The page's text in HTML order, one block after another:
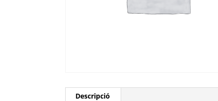
Descripció